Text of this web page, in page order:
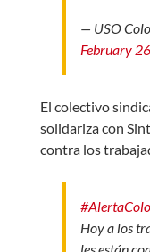
— USO
February
El colectivo
solidariza con
contra los
Hoy a los